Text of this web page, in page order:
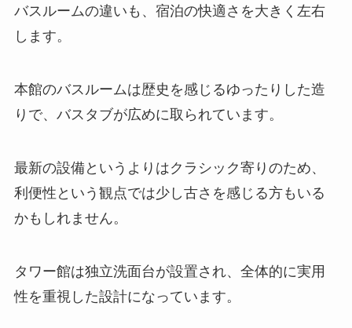
バスルームの違いも、宿泊の快適さを大きく左右
します。
本館のバスルームは歴史を感じるゆったりした造
りで、バスタブが広めに取られています。
最新の設備というよりはクラシック寄りのため、
利便性という観点では少し古さを感じる方もいる
かもしれません。
タワー館は独立洗面台が設置され、全体的に実用
性を重視した設計になっています。